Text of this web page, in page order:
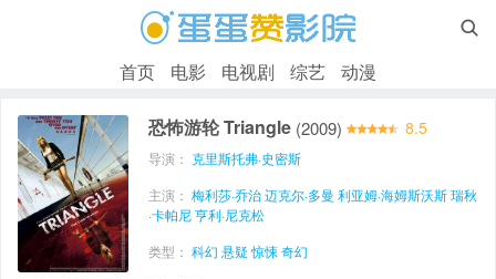

首页 电影 电视剧 综艺 动漫
恐怖游轮 Triangle (2009) 8.5
导演： 克里斯托弗·史密斯
主演： 梅利莎·乔治迈克尔·多曼 利亚姆·海姆斯沃斯瑞秋
·卡帕尼亨利·尼克松
类型： 科幻 悬疑 惊悚奇幻